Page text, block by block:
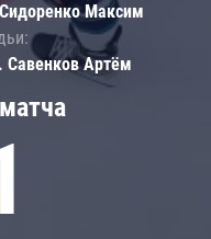
Максим
Савенков Артём